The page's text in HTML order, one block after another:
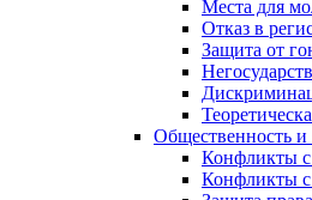
Места для
Отказ в
Защита от
Общественность
Конфликты с
Конфликты